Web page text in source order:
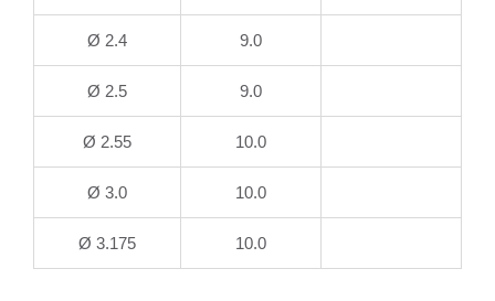
Ø 2.4 9.0
Ø 2.5 9.0
Ø 2.55 10.0
Ø 3.0 10.0
Ø 3.175 10.0